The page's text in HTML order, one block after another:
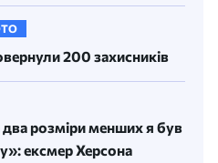
200 захисників
два розміри менших я був
ексмер Херсона